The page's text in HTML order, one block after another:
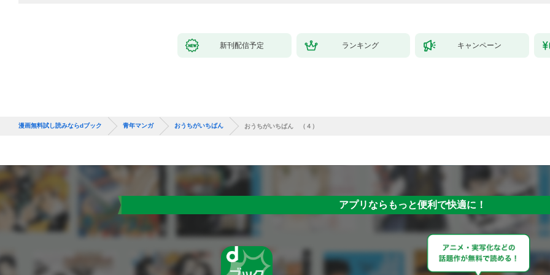
新刊配信予定 ランキング キャンペーン
漫画無料試し読みならdブック 青年マンガ おうちがいちばん おうちがいちばん （４）
アプリならもっと便利で快適に！